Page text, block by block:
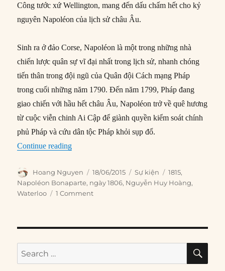
Công tước xứ Wellington, mang đến dấu chấm hết cho kỷ
nguyên Napoléon của lịch sử châu Âu.
Sinh ra ở đảo Corse, Napoléon là một trong những nhà
chiến lược quân sự vĩ đại nhất trong lịch sử, nhanh chóng
tiến thân trong đội ngũ của Quân đội Cách mạng Pháp
trong cuối những năm 1790. Đến năm 1799, Pháp đang
giao chiến với hầu hết châu Âu, Napoléon trở về quê hương
từ cuộc viễn chinh Ai Cập để giành quyền kiểm soát chính
phủ Pháp và cứu dân tộc Pháp khỏi sụp đổ.
Continue reading“18/06/1815: Napoléon bại trận ở Waterloo”
Author
Hoang Nguyen
Posted
on
18/06/2015 Categories
Sự kiện Tags
1815,
Napoléon Bonaparte, ngày 1806, Nguyễn Huy Hoàng,
Waterloo
1 Comment
Search
for: